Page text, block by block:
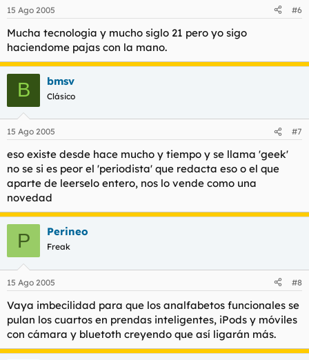
15 Ago 2005 #6
Mucha tecnologia y mucho siglo 21 pero yo sigo
haciendome pajas con la mano.
B bmsv
Clásico
15 Ago 2005 #7
eso existe desde hace mucho y tiempo y se llama 'geek'
no se si es peor el 'periodista' que redacta eso o el que
aparte de leerselo entero, nos lo vende como una
novedad
P Perineo
Freak
15 Ago 2005 #8
Vaya imbecilidad para que los analfabetos funcionales se
pulan los cuartos en prendas inteligentes, iPods y móviles
con cámara y bluetoth creyendo que así ligarán más.